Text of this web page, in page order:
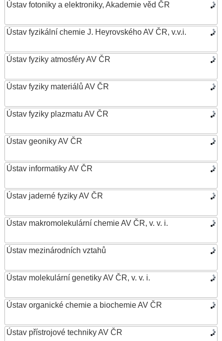
Ústav fotoniky a elektroniky, Akademie věd ČR
Ústav fyzikální chemie J. Heyrovského AV ČR, v.v.i.
Ústav fyziky atmosféry AV ČR
Ústav fyziky materiálů AV ČR
Ústav fyziky plazmatu AV ČR
Ústav geoniky AV ČR
Ústav informatiky AV ČR
Ústav jaderné fyziky AV ČR
Ústav makromolekulární chemie AV ČR, v. v. i.
Ústav mezinárodních vztahů
Ústav molekulární genetiky AV ČR, v. v. i.
Ústav organické chemie a biochemie AV ČR
Ústav přístrojové techniky AV ČR